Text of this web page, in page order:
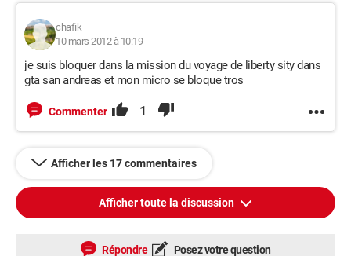
chafik
10 mars 2012 à 10:19
je suis bloquer dans la mission du voyage de liberty sity dans
gta san andreas et mon micro se bloque tros
Commenter 1
Afficher les 17 commentaires
Afficher toute la discussion
Répondre Posez votre question